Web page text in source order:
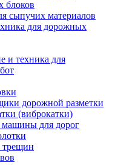
блоков
сыпучих материалов
для дорожных
и техника для
дорожной разметки
(виброкатки)
машины для дорог
трещин